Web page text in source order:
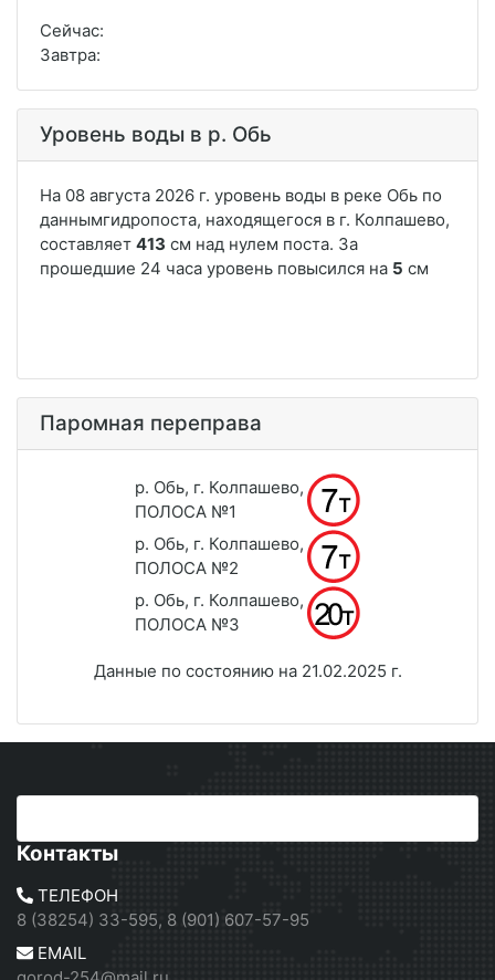
Сейчас:
Завтра:
Уровень воды в р. Обь
Паромная переправа
р. Обь, г. Колпашево,
ПОЛОСА №1
р. Обь, г. Колпашево,
ПОЛОСА №2
р. Обь, г. Колпашево,
ПОЛОСА №3
Данные по состоянию на 21.02.2025 г.
Контакты
ТЕЛЕФОН
8 (38254) 33-595, 8 (901) 607-57-95
EMAIL